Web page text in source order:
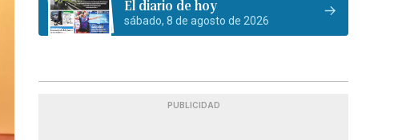
El diario de hoy
sábado, 8 de agosto de 2026
PUBLICIDAD